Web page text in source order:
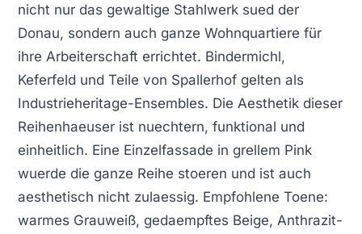
nicht nur das gewaltige Stahlwerk sued der
Donau, sondern auch ganze Wohnquartiere für
ihre Arbeiterschaft errichtet. Bindermichl,
Keferfeld und Teile von Spallerhof gelten als
Industrieheritage-Ensembles. Die Aesthetik dieser
Reihenhaeuser ist nuechtern, funktional und
einheitlich. Eine Einzelfassade in grellem Pink
wuerde die ganze Reihe stoeren und ist auch
aesthetisch nicht zulaessig. Empfohlene Toene:
warmes Grauweiß, gedaempftes Beige, Anthrazit-